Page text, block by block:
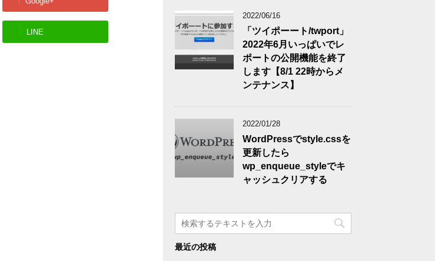
LINE
2022/06/16
「ツイポーート/twport」
2022年6月いっぱいでレ
ポートの公開機能を終了
します【8/1 22時からメ
ンテナンス】
2022/01/28
WordPressでstyle.cssを
更新したら
wp_enqueue_styleでキ
ャッシュクリアする
最近の投稿